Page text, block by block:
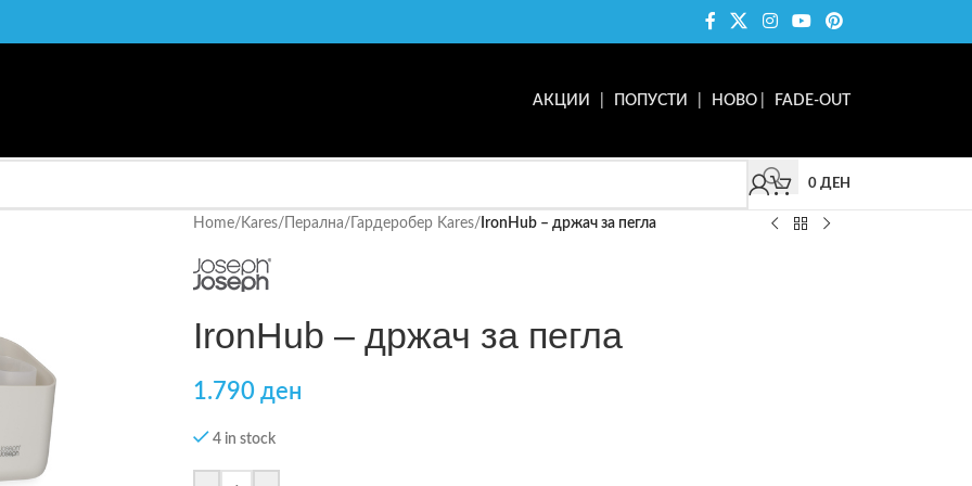
АКЦИИ ПОПУСТИ НОВО FADE-OUT
0 ДЕН
Home/ Kares/ Перална/Гардеробер Kares/ IronHub – држач за пегла
IronHub – држач за пегла
1.790 ден
4 in stock